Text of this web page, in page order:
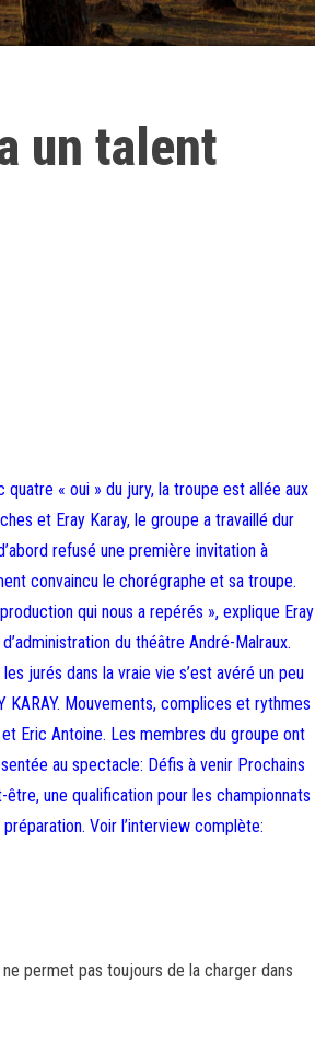
un talent
« oui » du jury, la troupe est allée aux
et Eray Karay, le groupe a travaillé dur
refusé une première invitation à
convaincu le chorégraphe et sa troupe.
qui nous a repérés », explique Eray
du théâtre André-Malraux.
jurés dans la vraie vie s’est avéré un peu
KARAY. Mouvements, complices et rythmes
Eric Antoine. Les membres du groupe ont
au spectacle: Défis à venir Prochains
une qualification pour les championnats
Voir l’interview complète:
permet pas toujours de la charger dans